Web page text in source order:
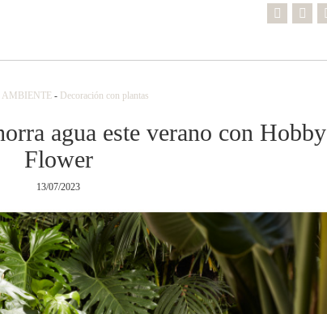
AMBIENTE - Decoración con plantas
agua este verano con Hobby
Flower
13/07/2023